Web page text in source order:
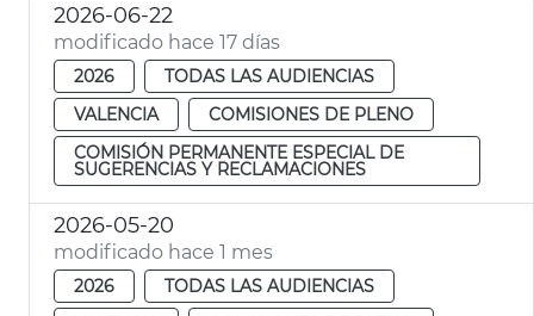
2026-06-22
modificado hace 17 días
2026
TODAS LAS AUDIENCIAS
VALENCIA
COMISIONES DE PLENO
COMISIÓN PERMANENTE ESPECIAL DE
SUGERENCIAS Y RECLAMACIONES
2026-05-20
modificado hace 1 mes
2026
TODAS LAS AUDIENCIAS